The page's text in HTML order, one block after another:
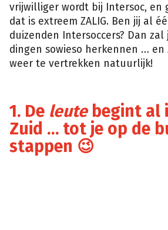
vrijwilliger wordt bij Intersoc, en
dat is extreem ZALIG. Ben jij al
duizenden Intersoccers? Dan zal
dingen sowieso herkennen … en
weer te vertrekken natuurlijk!
1. De leutebegint al
Zuid … tot je op de
stappen 😉